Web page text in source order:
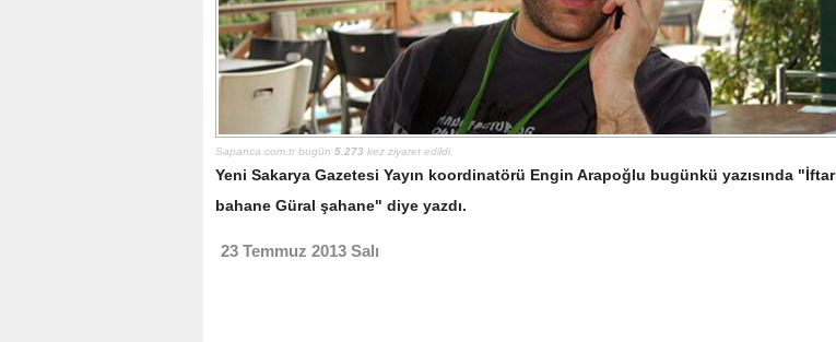
Sapanca.com.tr bugün 5.273kez ziyaret edildi.
Yeni Sakarya Gazetesi Yayın koordinatörü Engin Arapoğlu bugünkü yazısında "İftar
bahane Güral şahane" diye yazdı.
23 Temmuz 2013 Salı